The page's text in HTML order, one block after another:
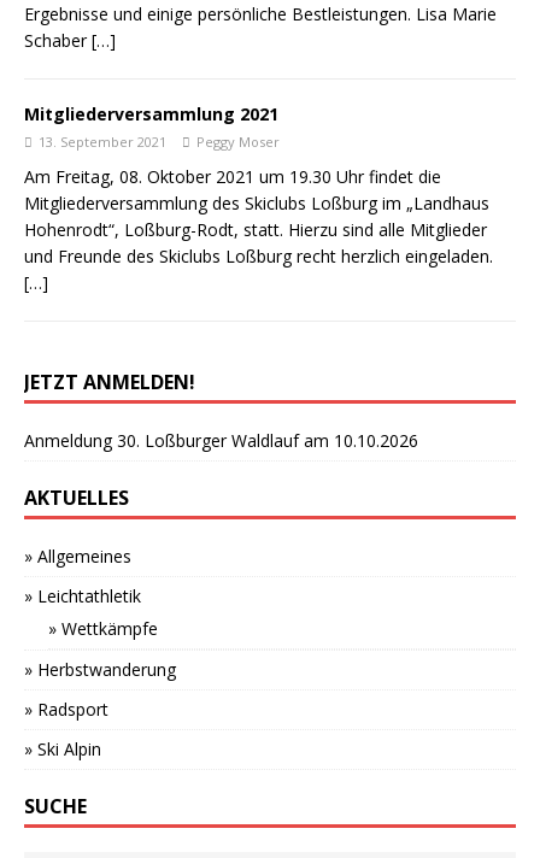
Ergebnisse und einige persönliche Bestleistungen. Lisa Marie
Schaber[…]
Mitgliederversammlung 2021
13. September 2021 Peggy Moser
Am Freitag, 08. Oktober 2021 um 19.30 Uhr findet die
Mitgliederversammlung des Skiclubs Loßburg im „Landhaus
Hohenrodt“, Loßburg-Rodt, statt. Hierzu sind alle Mitglieder
und Freunde des Skiclubs Loßburg recht herzlich eingeladen.
[…]
JETZT ANMELDEN!
Anmeldung 30. Loßburger Waldlauf am 10.10.2026
AKTUELLES
» Allgemeines
» Leichtathletik
» Wettkämpfe
» Herbstwanderung
» Radsport
» Ski Alpin
SUCHE